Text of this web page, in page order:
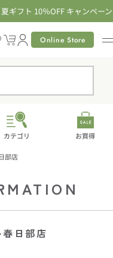
ーン開催中
カ
ー
Online Store
カテゴリ お買得
部店
日部店